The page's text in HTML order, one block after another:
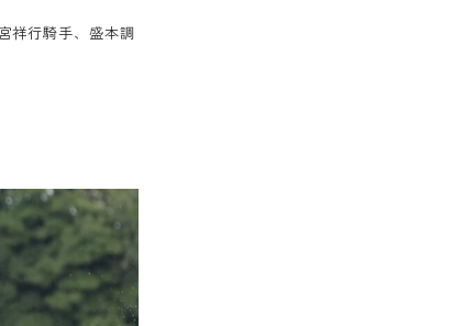
祥行騎手、盛本調